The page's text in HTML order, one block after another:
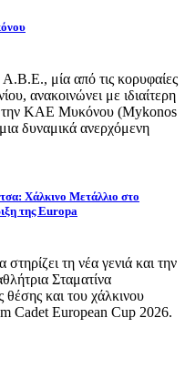
μία από τις κορυφαίες
ανακοινώνει με ιδιαίτερη
την ΚΑΕ Μυκόνου (Mykonos
δυναμικά ανερχόμενη
Χάλκινο Μετάλλιο στο
της Europa
τη νέα γενιά και την
Σταματίνα
θέσης και του χάλκινου
Cadet European Cup 2026.